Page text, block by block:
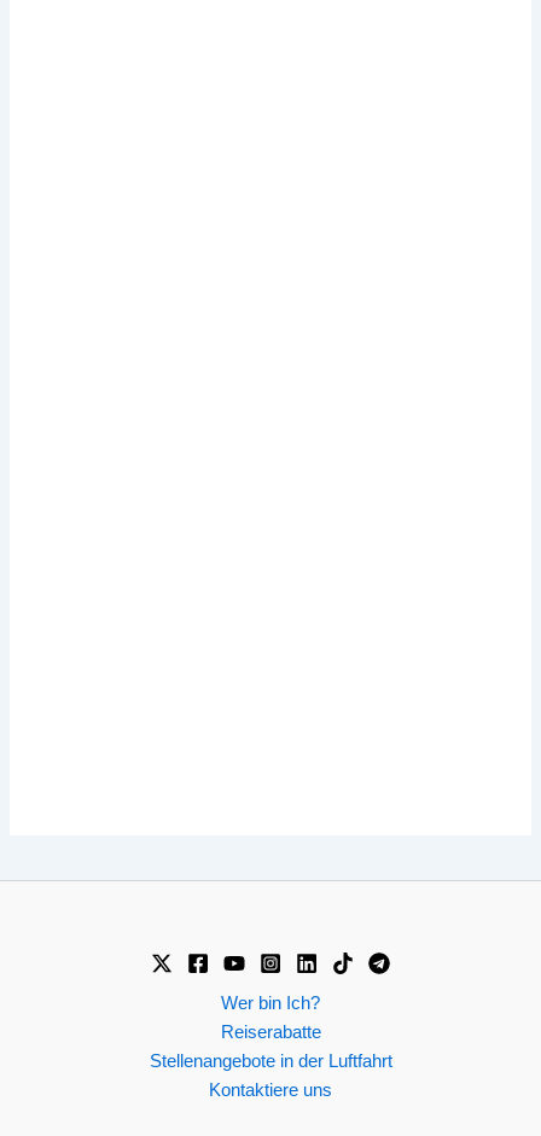
Wer bin Ich?
Reiserabatte
Stellenangebote in der Luftfahrt
Kontaktiere uns